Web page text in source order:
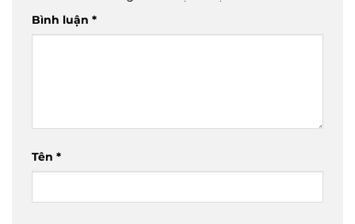
Bình luận *
Tên *